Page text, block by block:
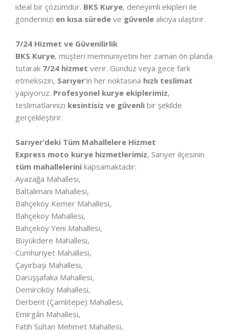
ideal bir çözümdür. BKS Kurye, deneyimli ekipleri ile
gönderinizi en kısa sürede ve güvenle alıcıya ulaştırır.
7/24 Hizmet ve Güvenilirlik
BKS Kurye, müşteri memnuniyetini her zaman ön planda
tutarak 7/24 hizmet verir. Gündüz veya gece fark
etmeksizin, Sarıyer’in her noktasına hızlı teslimat
yapıyoruz. Profesyonel kurye ekiplerimiz,
teslimatlarınızı kesintisiz ve güvenli bir şekilde
gerçekleştirir.
Sarıyer’deki Tüm Mahallelere Hizmet
Express moto kurye hizmetlerimiz, Sarıyer ilçesinin
tüm mahallelerini kapsamaktadır:
Ayazağa Mahallesi,
Baltalimanı Mahallesi,
Bahçeköy Kemer Mahallesi,
Bahçeköy Mahallesi,
Bahçeköy Yeni Mahallesi,
Büyükdere Mahallesi,
Cumhuriyet Mahallesi,
Çayırbaşı Mahallesi,
Darüşşafaka Mahallesi,
Demirciköy Mahallesi,
Derbent (Çamlıtepe) Mahallesi,
Emirgân Mahallesi,
Fatih Sultan Mehmet Mahallesi,